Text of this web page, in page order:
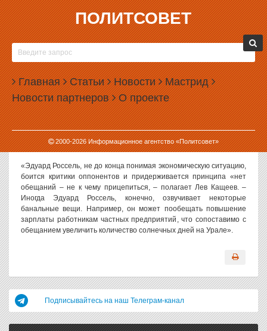
ПОЛИТСОВЕТ
Главная Статьи Новости Мастрид
Новости партнеров О проекте
2000-2026Информационное агентство «Политсовет»
12.08.2003, 13:18
ОБЕЩАНИЯ РОССЕЛЯ АБСУРДНЫ *
ОБЕЩАНИЯ РОССЕЛЯ СРАВНИМЫ С
ОБЕЩАНИЕМ УВЕЛИЧИТЬ КОЛИЧЕСТВО
СОЛНЕЧНЫХ ДНЕЙ НА УРАЛЕ
«Эдуард Россель специально идет на выборы без программы –
он хочет избежать вопроса: «Чем же Вы тогда раньше
занимались?», – заявил ИА «Политсовет» политолог Лев
Кащеев.
«Эдуард Россель, не до конца понимая экономическую ситуацию,
боится критики оппонентов и придерживается принципа «нет
обещаний – не к чему прицепиться, – полагает Лев Кащеев. –
Иногда Эдуард Россель, конечно, озвучивает некоторые
банальные вещи. Например, он может пообещать повышение
зарплаты работникам частных предприятий, что сопоставимо с
обещанием увеличить количество солнечных дней на Урале».
Подписывайтесь на наш Телеграм-канал